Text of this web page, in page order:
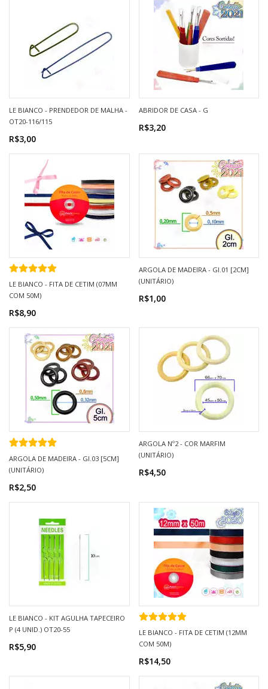
LE BIANCO - PRENDEDOR DE MALHA -
OT20-116/115
R$3,00
ABRIDOR DE CASA - G
R$3,20
LE BIANCO - FITA DE CETIM (07MM
COM 50M)
R$8,90
ARGOLA DE MADEIRA - GI.01 [2CM]
(UNITÁRIO)
R$1,00
ARGOLA DE MADEIRA - GI.03 [5CM]
(UNITÁRIO)
R$2,50
ARGOLA Nº2 - COR MARFIM
(UNITÁRIO)
R$4,50
LE BIANCO - KIT AGULHA TAPECEIRO
P (4 UNID.) OT20-55
R$5,90
LE BIANCO - FITA DE CETIM (12MM
COM 50M)
R$14,50